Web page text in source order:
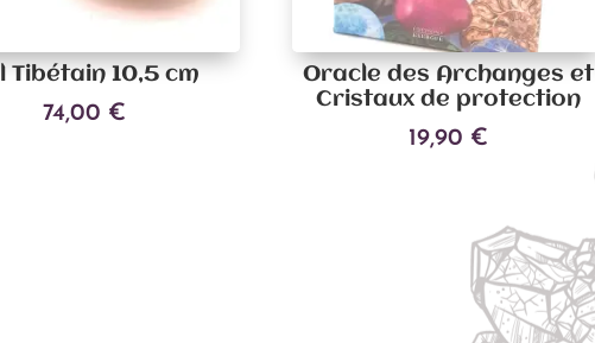
Tibétain 10,5 cm
74,00 €
Oracle des Archanges et
Cristaux de protection
19,90 €